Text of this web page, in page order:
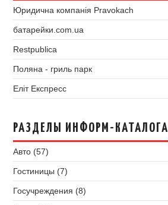
Юридична компанія Pravokach
батарейки.com.ua
Restpublica
Поляна - гриль парк
Еліт Експресс
РАЗДЕЛЫ ИНФОРМ-КАТАЛОГА
Авто (57)
Гостиницы (7)
Госучреждения (8)